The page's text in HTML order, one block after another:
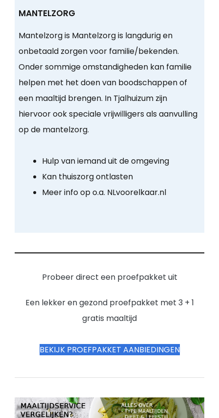
MANTELZORG
Mantelzorg is Mantelzorg is langdurig en
onbetaald zorgen voor familie/bekenden.
Onder sommige omstandigheden kan familie
helpen met het doen van boodschappen of
een maaltijd brengen. In Tjalhuizum zijn
hiervoor ook speciale vrijwilligers als aanvulling
op de mantelzorg.
Hulp van iemand uit de omgeving
Kan thuiszorg ontlasten
Meer info op o.a. NLvoorelkaar.nl
Probeer direct een proefpakket uit
Een lekker en gezond proefpakket met 3 + 1
gratis maaltijd
BEKIJK PROEFPAKKET AANBIEDINGEN